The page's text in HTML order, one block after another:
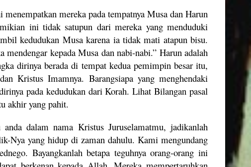
mereka pada tempatnya Musa dan Harun
ini tidak satupun dari mereka yang menduduki
kedudukan Musa karena ia tidak mati atapun bisu.
kepada Musa dan nabi-nabi.” Harun adalah
dirinya berada di tempat kedua pemimpin besar itu,
Kristus Imamnya. Barangsiapa yang menghendaki
pada kedudukan dari Korah. Lihat Bilangan pasal
akhir yang pahit.
dalam nama Kristus Juruselamatmu, jadikanlah
Nya yang hidup di zaman dahulu. Kami mengundang
Bayangkanlah betapa teguhnya orang-orang ini